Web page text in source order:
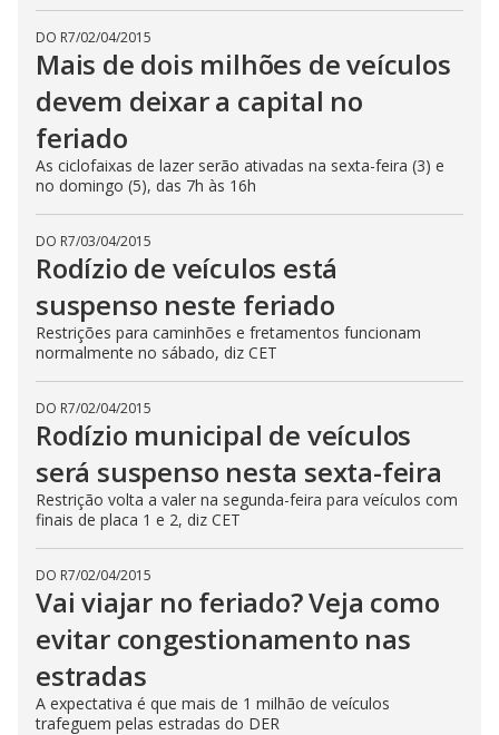
DO R7/02/04/2015
Mais de dois milhões de veículos
devem deixar a capital no
feriado
As ciclofaixas de lazer serão ativadas na sexta-feira (3) e
no domingo (5), das 7h às 16h
DO R7/03/04/2015
Rodízio de veículos está
suspenso neste feriado
Restrições para caminhões e fretamentos funcionam
normalmente no sábado, diz CET
DO R7/02/04/2015
Rodízio municipal de veículos
será suspenso nesta sexta-feira
Restrição volta a valer na segunda-feira para veículos com
finais de placa 1 e 2, diz CET
DO R7/02/04/2015
Vai viajar no feriado? Veja como
evitar congestionamento nas
estradas
A expectativa é que mais de 1 milhão de veículos
trafeguem pelas estradas do DER